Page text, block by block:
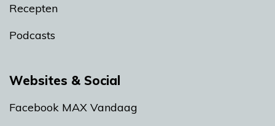
Recepten
Podcasts
Websites & Social
Facebook MAX Vandaag